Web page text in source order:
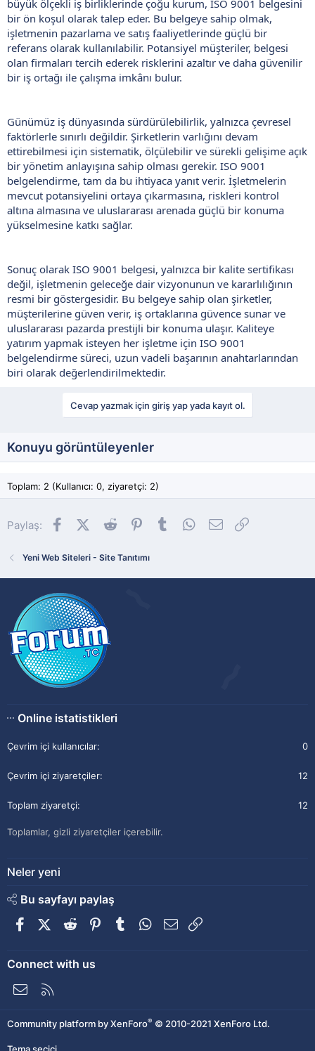
büyük ölçekli iş birliklerinde çoğu kurum, ISO 9001 belgesini
bir ön koşul olarak talep eder. Bu belgeye sahip olmak,
işletmenin pazarlama ve satış faaliyetlerinde güçlü bir
referans olarak kullanılabilir. Potansiyel müşteriler, belgesi
olan firmaları tercih ederek risklerini azaltır ve daha güvenilir
bir iş ortağı ile çalışma imkânı bulur.
Günümüz iş dünyasında sürdürülebilirlik, yalnızca çevresel
faktörlerle sınırlı değildir. Şirketlerin varlığını devam
ettirebilmesi için sistematik, ölçülebilir ve sürekli gelişime açık
bir yönetim anlayışına sahip olması gerekir. ISO 9001
belgelendirme, tam da bu ihtiyaca yanıt verir. İşletmelerin
mevcut potansiyelini ortaya çıkarmasına, riskleri kontrol
altına almasına ve uluslararası arenada güçlü bir konuma
yükselmesine katkı sağlar.
Sonuç olarak ISO 9001 belgesi, yalnızca bir kalite sertifikası
değil, işletmenin geleceğe dair vizyonunun ve kararlılığının
resmi bir göstergesidir. Bu belgeye sahip olan şirketler,
müşterilerine güven verir, iş ortaklarına güvence sunar ve
uluslararası pazarda prestijli bir konuma ulaşır. Kaliteye
yatırım yapmak isteyen her işletme için ISO 9001
belgelendirme süreci, uzun vadeli başarının anahtarlarından
biri olarak değerlendirilmektedir.
Cevap yazmak için giriş yap yada kayıt ol.
Konuyu görüntüleyenler
Toplam: 2 (Kullanıcı: 0, ziyaretçi: 2)
Paylaş: FacebookX (Twitter)
Reddit Pinterest
Tumblr WhatsApp
E-posta
Yeni Web Siteleri - Site Tanıtımı
Online istatistikleri
Çevrim içi kullanıcılar 0
Çevrim içi ziyaretçiler 12
Toplam ziyaretçi 12
Toplamlar, gizli ziyaretçiler içerebilir.
Neler yeni
Bu sayfayı paylaş
FacebookX (Twitter)
Reddit PinterestTumblrWhatsApp
E-posta
Connect with us
Bize ulaşın
Community platform by XenForo® © 2010-2021 XenForo Ltd.